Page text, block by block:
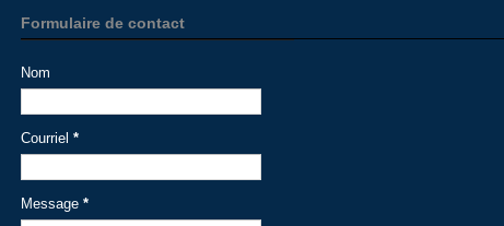
Formulaire de contact
Nom
Courriel *
Message *